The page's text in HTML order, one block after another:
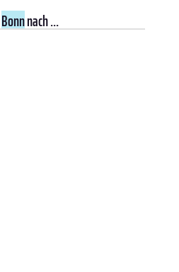
Bonnnach ...